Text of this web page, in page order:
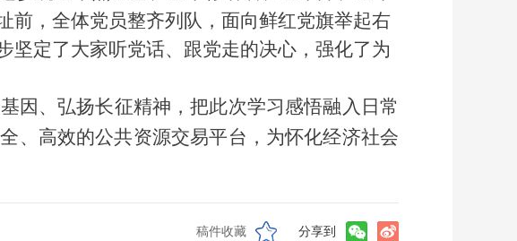
前，全体党员整齐列队，面向鲜红党旗举起右
坚定了大家听党话、跟党走的决心，强化了为
因、弘扬长征精神，把此次学习感悟融入日常
、高效的公共资源交易平台，为怀化经济社会
稿件收藏 分享到